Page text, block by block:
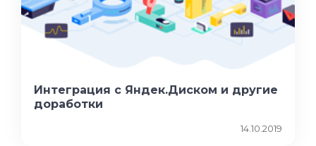
Интеграция с Яндек.Диском и другие
доработки
14.10.2019